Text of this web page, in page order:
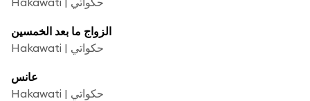
الزواج ما بعد الخمسين
Hakawati | حكواتي
عانس
Hakawati | حكواتي